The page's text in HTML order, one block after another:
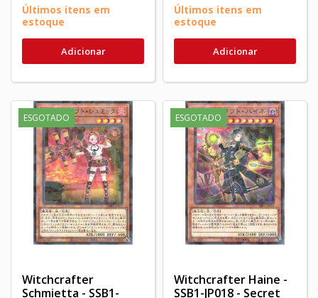
Últimos itens em
estoque
Adicionar
Últimos itens em
estoque
Adicionar
ESGOTADO
Witchcrafter
Schmietta - SSB1-
ESGOTADO
Witchcrafter Haine -
SSB1-JP018 - Secret